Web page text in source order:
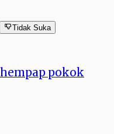
Tidak Suka
pokok